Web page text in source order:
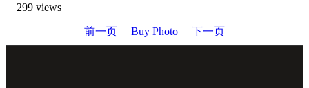
299 views
前一页 Buy Photo 下一页